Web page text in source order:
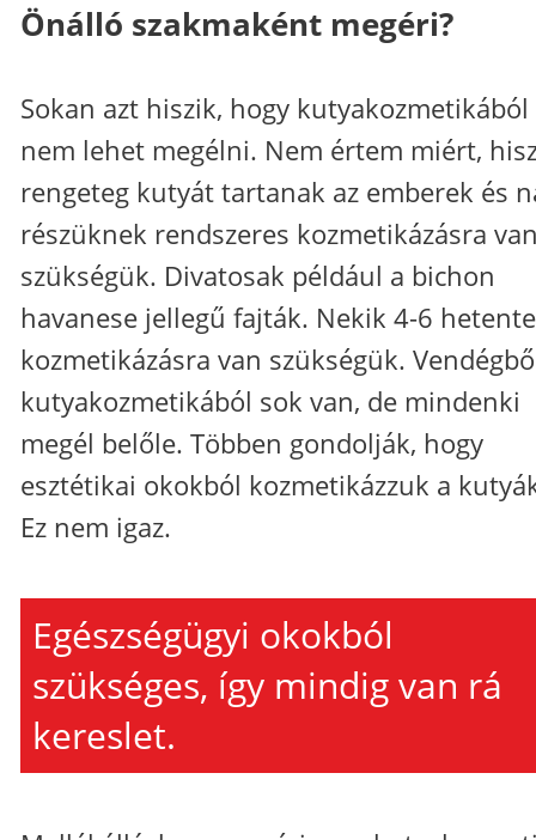
Önálló szakmaként megéri?
Sokan azt hiszik, hogy kutyakozmetikából
nem lehet megélni. Nem értem miért,
rengeteg kutyát tartanak az emberek és
részüknek rendszeres kozmetikázásra
szükségük. Divatosak például a bichon
havanese jellegű fajták. Nekik 4-6 hetente
kozmetikázásra van szükségük.
kutyakozmetikából sok van, de mindenki
megél belőle. Többen gondolják, hogy
esztétikai okokból kozmetikázzuk a
Ez nem igaz.
Egészségügyi okokból
szükséges, így mindig van rá
kereslet.